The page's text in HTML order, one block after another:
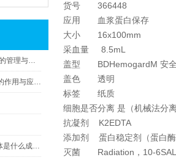
Streck 血浆游离RNA采血管的管理与使用
Streck血浆游离RNA采血管的作用与应用科普
BD 全血RNA管的稳定剂具体是什么成分？
货号 366448
应用 血浆蛋白保存
大小 16x100mm
采血量 8.5mL
盖型 BDHemogardM 安
盖色 透明
标签 纸质
细胞是否分离 是（机械法分
抗凝剂 K2EDTA
添加剂 蛋白稳定剂（蛋白
灭菌 Radiation，10-6SAL